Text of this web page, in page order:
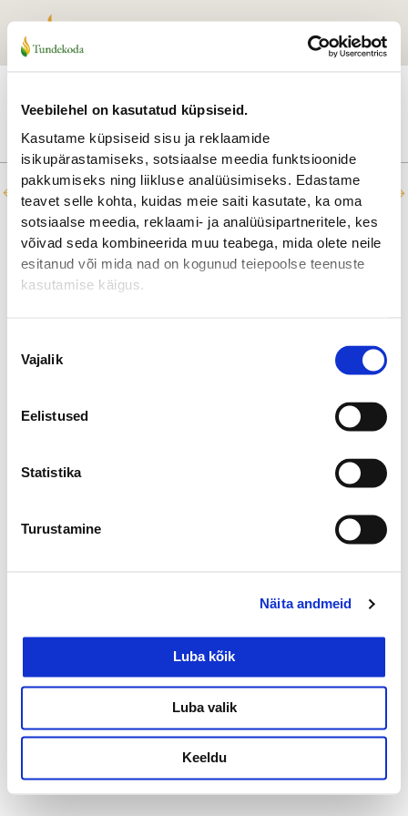
Veebilehel on kasutatud küpsiseid.
Kasutame küpsiseid sisu ja reklaamide
isikupärastamiseks, sotsiaalse meedia funktsioonide
pakkumiseks ning liikluse analüüsimiseks. Edastame
teavet selle kohta, kuidas meie saiti kasutate, ka oma
sotsiaalse meedia, reklaami- ja analüüsipartneritele, kes
võivad seda kombineerida muu teabega, mida olete neile
esitanud või mida nad on kogunud teiepoolse teenuste
kasutamise käigus.
valik
Vajalik
Eelistused
Statistika
Turustamine
Näita andmeid
Luba kõik
Luba valik
Keeldu
to
content
Evelin
← Previous Testimonial Next Testimonial →
Privaatsuspoliitika